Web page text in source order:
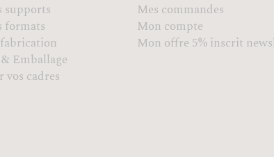
supports
formats
Emballage
vos cadres
Mes commandes
Mon compte
Mon offre 5% inscrit